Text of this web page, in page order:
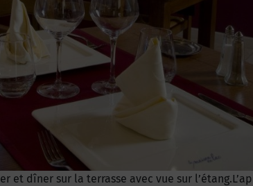
et dîner sur la terrasse avec vue sur